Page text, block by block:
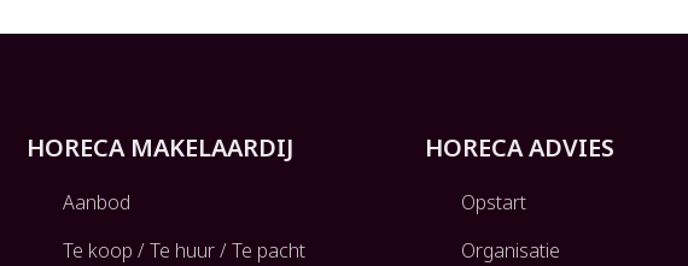
HORECA MAKELAARDIJ
Aanbod
Te koop / Te huur / Te pacht
HORECA ADVIES
Opstart
Organisatie